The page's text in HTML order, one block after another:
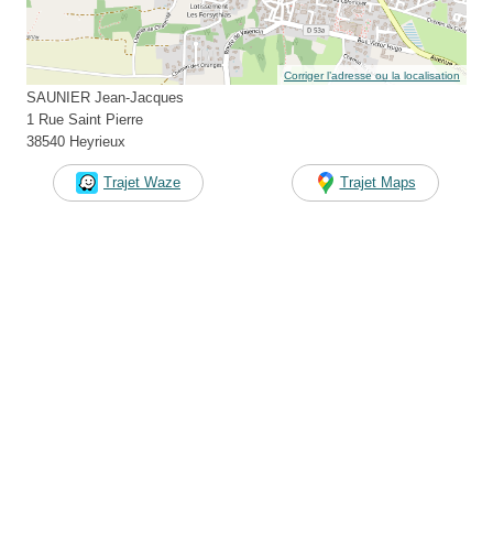
Corriger l’adresse ou la localisation
SAUNIER Jean-Jacques
1 Rue Saint Pierre
38540 Heyrieux
Trajet Waze Trajet Maps